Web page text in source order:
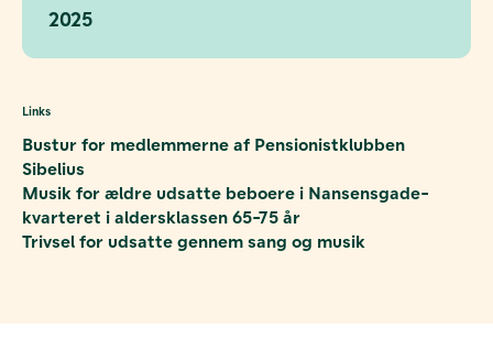
2025
Links
Bustur for medlemmerne af Pensionistklubben
Sibelius
Musik for ældre udsatte beboere i Nansensgade-
kvarteret i aldersklassen 65-75 år
Trivsel for udsatte gennem sang og musik